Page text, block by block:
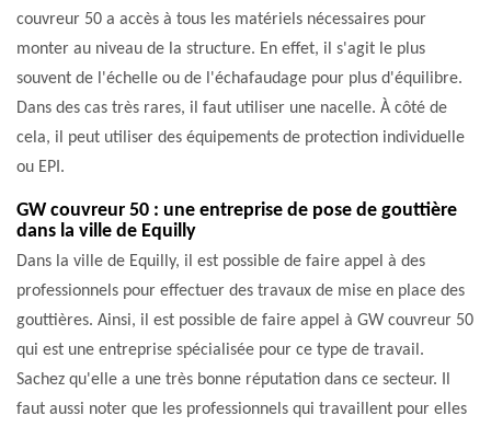
couvreur 50 a accès à tous les matériels nécessaires pour
monter au niveau de la structure. En effet, il s'agit le plus
souvent de l'échelle ou de l'échafaudage pour plus d'équilibre.
Dans des cas très rares, il faut utiliser une nacelle. À côté de
cela, il peut utiliser des équipements de protection individuelle
ou EPI.
GW couvreur 50 : une entreprise de pose de gouttière
dans la ville de Equilly
Dans la ville de Equilly, il est possible de faire appel à des
professionnels pour effectuer des travaux de mise en place des
gouttières. Ainsi, il est possible de faire appel à GW couvreur 50
qui est une entreprise spécialisée pour ce type de travail.
Sachez qu'elle a une très bonne réputation dans ce secteur. Il
faut aussi noter que les professionnels qui travaillent pour elles